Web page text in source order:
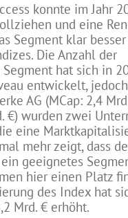
konnte im Jahr
und eine
Segment klar
Die Anzahl der
hat sich in
entwickelt,
AG (MCap: 2,4
€) wurden zwei
eine
mehr zeigt, dass
geeignetes
hier einen Platz
des Index hat
Mrd. € erhöht.